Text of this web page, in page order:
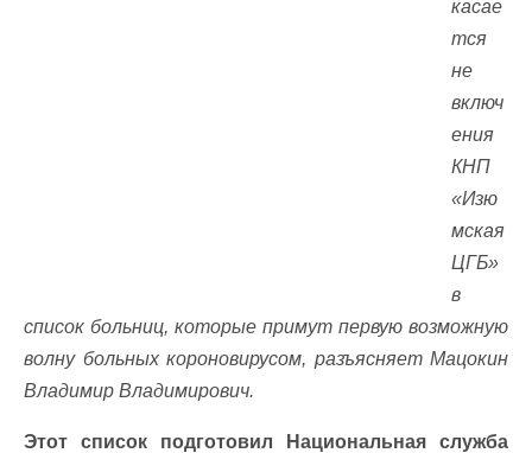
касае
тся
не
включ
ения
КНП
«Изю
мская
ЦГБ»
в
список больниц, которые примут первую возможную
волну больных короновирусом, разъясняетМацокин
Владимир Владимирович.
Этот список подготовил Национальная служба